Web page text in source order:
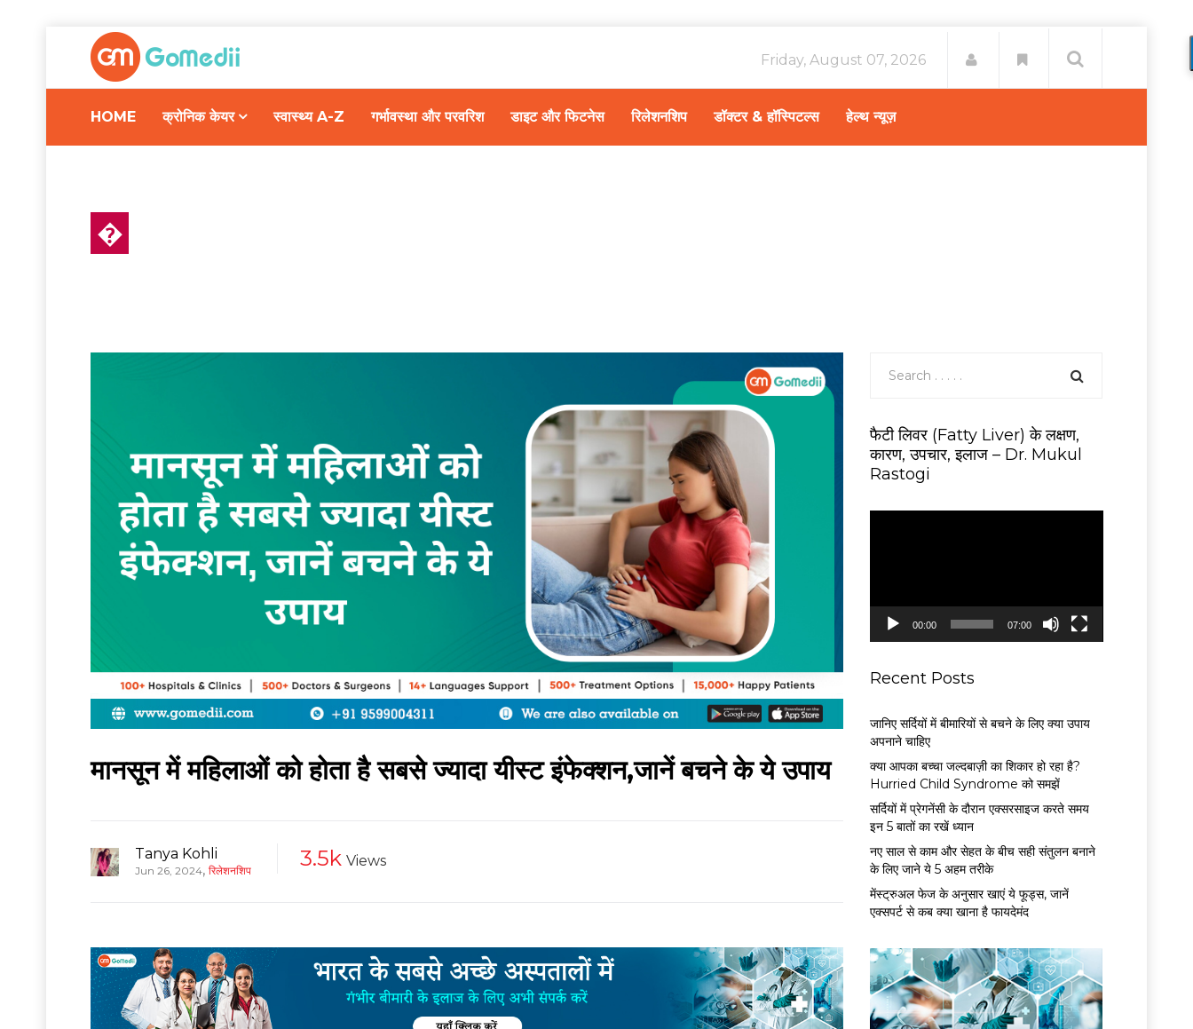
Friday, August 07, 2026
HOME क्रोनिक केयर स्वास्थ्य A-Z गर्भावस्था और परवरिश डाइट और फिटनेस रिलेशनशिप डॉक्टर & हॉस्पिटल्स हेल्थ न्यूज़
�
मानसून में महिलाओं को होता है सबसे ज्‍यादा यीस्‍ट इंफेक्‍शन,जानें बचने के ये उपाय
Tanya Kohli
Jun 26, 2024, रिलेशनशिप 3.5k Views
फैटी लिवर (Fatty Liver) के लक्षण,
कारण, उपचार, इलाज – Dr. Mukul
Rastogi
y
00:00 07:00
Recent Posts
जानिए सर्दियों में बीमारियों से बचने के लिए क्या उपाय
अपनाने चाहिए
क्या आपका बच्चा जल्दबाज़ी का शिकार हो रहा है?
Hurried Child Syndrome को समझें
सर्द‍ियों में प्रेगनेंसी के दौरान एक्सरसाइज करते समय
इन 5 बातों का रखें ध्यान
नए साल से काम और सेहत के बीच सही संतुलन बनाने
के लिए जाने ये 5 अहम तरीके
मेंस्ट्रुअल फेज के अनुसार खाएं ये फूड्स, जानें
एक्सपर्ट से कब क्या खाना है फायदेमंद